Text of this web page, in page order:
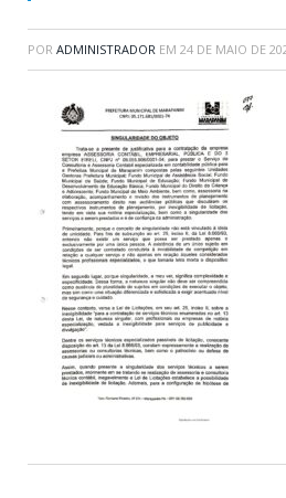
POR ADMINISTRADOR EM 24 DE MAIO DE